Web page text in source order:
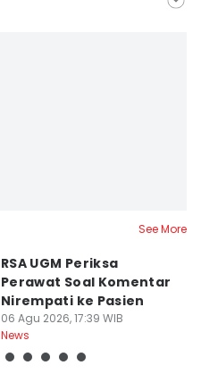
See More
RSA UGM Periksa
Perawat Soal Komentar
Nirempati ke Pasien
06 Agu 2026, 17:39 WIB
News